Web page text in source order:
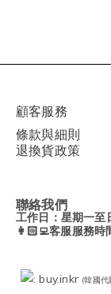
顧客服務
條款與細則
退換貨政策
聯絡我們
工作日：星期一至
👩🏻‍💻客服服務
: buy.inkr (韓國代